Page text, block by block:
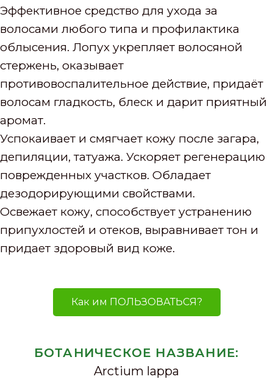
Эффективное средство для ухода за
волосами любого типа и профилактика
облысения. Лопух укрепляет волосяной
стержень, оказывает
противовоспалительное действие, придаёт
волосам гладкость, блеск и дарит приятный
аромат.
Успокаивает и смягчает кожу после загара,
депиляции, татуажа. Ускоряет регенерацию
поврежденных участков. Обладает
дезодорирующими свойствами.
Освежает кожу, способствует устранению
припухлостей и отеков, выравнивает тон и
придает здоровый вид коже.
Как им ПОЛЬЗОВАТЬСЯ?
БОТАНИЧЕСКОЕ НАЗВАНИЕ:
Arctium lappa